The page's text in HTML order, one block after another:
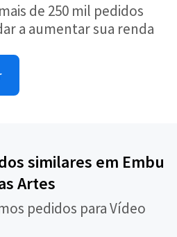
de 250 mil pedidos
a aumentar sua renda
similares em Embu
Artes
pedidos para Vídeo